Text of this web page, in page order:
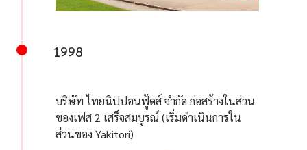
บริษัท ไทยนิปปอนฟู้ดส์ จำกัด ก่อสร้างในส่วน
ของเฟส 2 เสร็จสมบูรณ์ (เริ่มดำเนินการใน
ส่วนของ Yakitori)
1998